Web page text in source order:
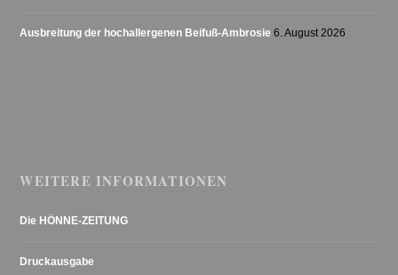
Ausbreitung der hochallergenen Beifuß-Ambrosie 6. August 2026
WEITERE INFORMATIONEN
Die HÖNNE-ZEITUNG
Druckausgabe